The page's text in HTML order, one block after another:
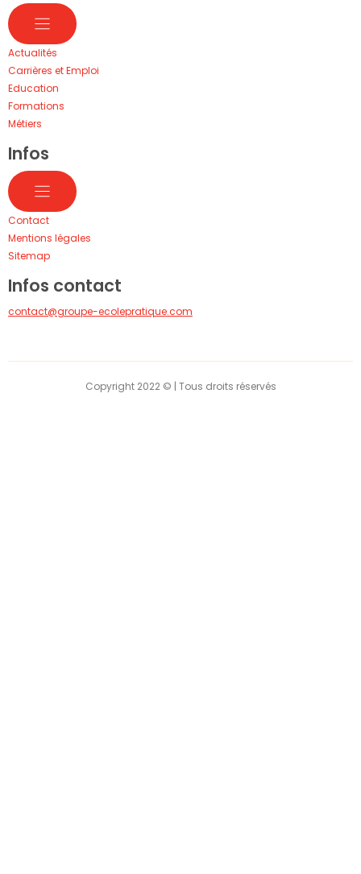
Actualités
Carrières et Emploi
Education
Formations
Métiers
Infos
Contact
Mentions légales
Sitemap
Infos contact
contact@groupe-ecolepratique.com
Copyright 2022 © | Tous droits réservés